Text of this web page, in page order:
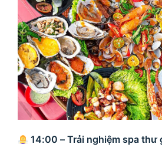
14:00 – Trải nghiệm spa thư